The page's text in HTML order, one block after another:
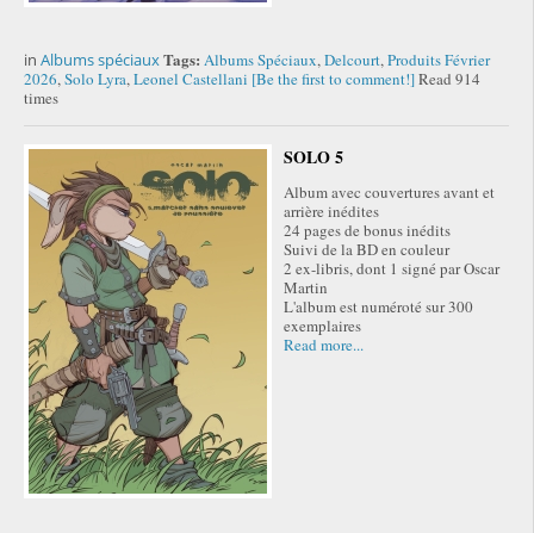
in Albums spéciauxTags: Albums Spéciaux,Delcourt,Produits Février
2026,Solo Lyra,Leonel Castellani [Be the first to comment!]Read 914
times
SOLO 5
Album avec couvertures avant et
arrière inédites
24 pages de bonus inédits
Suivi de la BD en couleur
2 ex-libris, dont 1 signé par Oscar
Martin
L'album est numéroté sur 300
exemplaires
Read more...